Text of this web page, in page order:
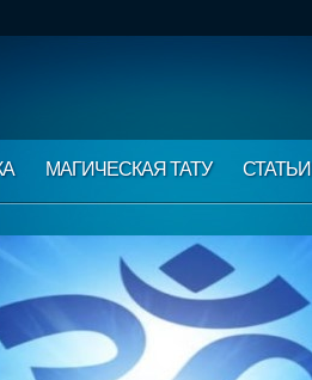
МАГИЧЕСКАЯ ТАТУ СТАТЬИ